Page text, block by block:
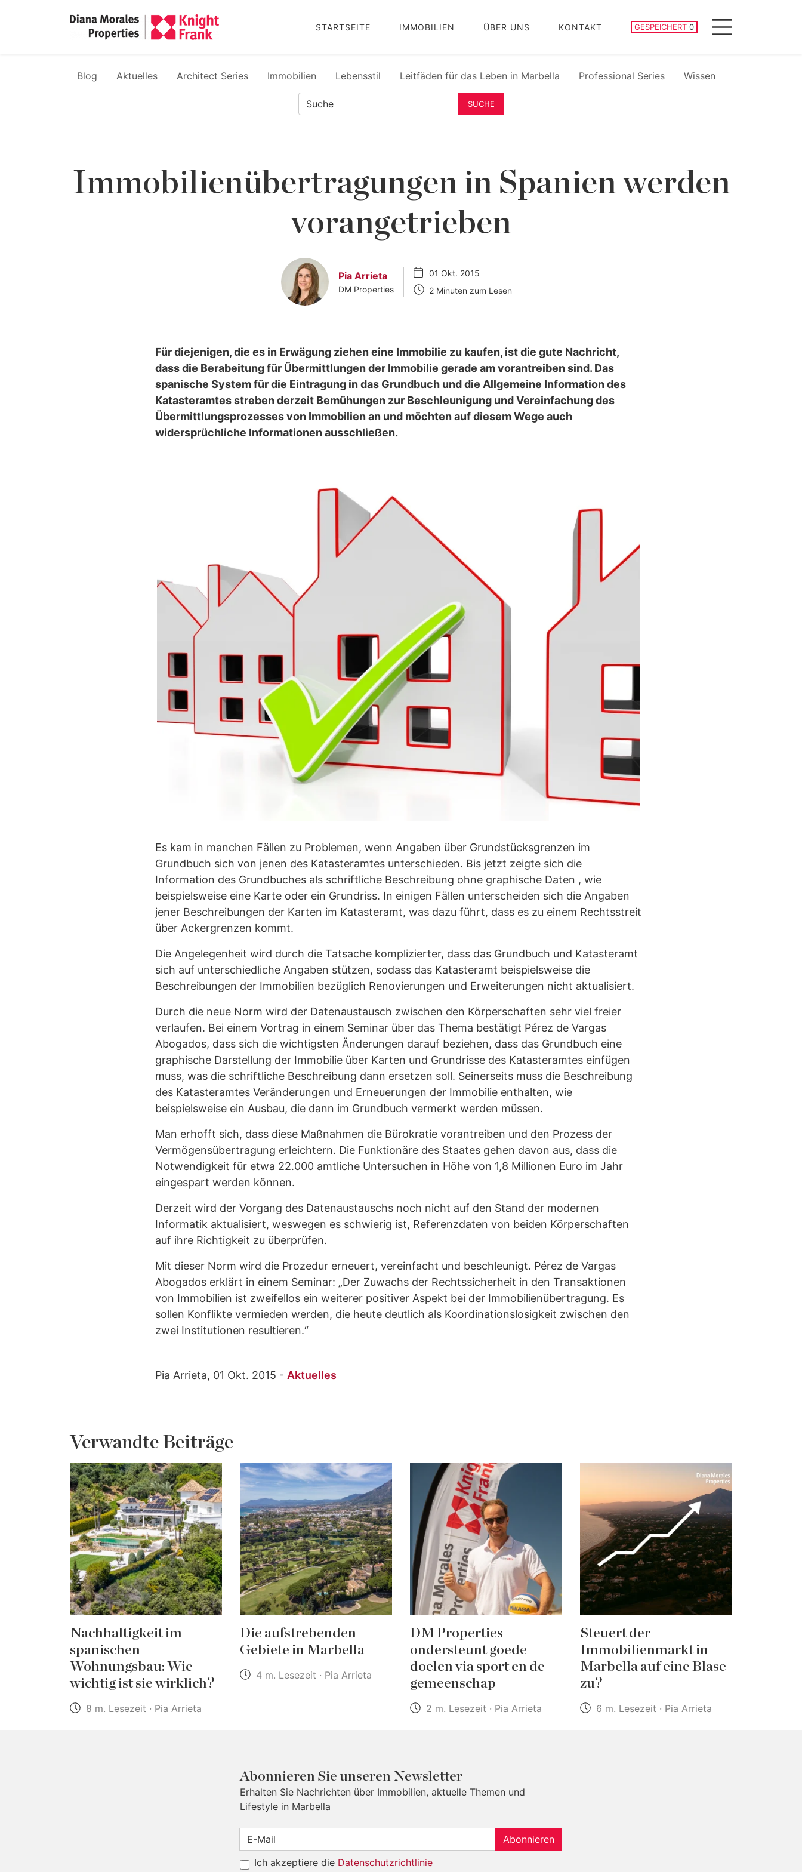
STARTSEITE IMMOBILIEN ÜBER UNS KONTAKT GESPEICHERT 0
GESPEICHERTE IMMOBILIEN
Menu
Blog Aktuelles Architect Series Immobilien Lebensstil Leitfäden für das Leben in Marbella Professional Series Wissen
SUCHE
Immobilienübertragungen in Spanien werden
vorangetrieben
Pia Arrieta
DM Properties
01 Okt. 2015
2 Minuten zum Lesen
Für diejenigen, die es in Erwägung ziehen eine Immobilie zu kaufen, ist die gute Nachricht,
dass die Berabeitung für Übermittlungen der Immobilie gerade am vorantreiben sind. Das
spanische System für die Eintragung in das Grundbuch und die Allgemeine Information des
Katasteramtes streben derzeit Bemühungen zur Beschleunigung und Vereinfachung des
Übermittlungsprozesses von Immobilien an und möchten auf diesem Wege auch
widersprüchliche Informationen ausschließen.
Es kam in manchen Fällen zu Problemen, wenn Angaben über Grundstücksgrenzen im
Grundbuch sich von jenen des Katasteramtes unterschieden. Bis jetzt zeigte sich die
Information des Grundbuches als schriftliche Beschreibung ohne graphische Daten , wie
beispielsweise eine Karte oder ein Grundriss. In einigen Fällen unterscheiden sich die Angaben
jener Beschreibungen der Karten im Katasteramt, was dazu führt, dass es zu einem Rechtsstreit
über Ackergrenzen kommt.
Die Angelegenheit wird durch die Tatsache komplizierter, dass das Grundbuch und Katasteramt
sich auf unterschiedliche Angaben stützen, sodass das Katasteramt beispielsweise die
Beschreibungen der Immobilien bezüglich Renovierungen und Erweiterungen nicht aktualisiert.
Durch die neue Norm wird der Datenaustausch zwischen den Körperschaften sehr viel freier
verlaufen. Bei einem Vortrag in einem Seminar über das Thema bestätigt Pérez de Vargas
Abogados, dass sich die wichtigsten Änderungen darauf beziehen, dass das Grundbuch eine
graphische Darstellung der Immobilie über Karten und Grundrisse des Katasteramtes einfügen
muss, was die schriftliche Beschreibung dann ersetzen soll. Seinerseits muss die Beschreibung
des Katasteramtes Veränderungen und Erneuerungen der Immobilie enthalten, wie
beispielsweise ein Ausbau, die dann im Grundbuch vermerkt werden müssen.
Man erhofft sich, dass diese Maßnahmen die Bürokratie vorantreiben und den Prozess der
Vermögensübertragung erleichtern. Die Funktionäre des Staates gehen davon aus, dass die
Notwendigkeit für etwa 22.000 amtliche Untersuchen in Höhe von 1,8 Millionen Euro im Jahr
eingespart werden können.
Derzeit wird der Vorgang des Datenaustauschs noch nicht auf den Stand der modernen
Informatik aktualisiert, weswegen es schwierig ist, Referenzdaten von beiden Körperschaften
auf ihre Richtigkeit zu überprüfen.
Mit dieser Norm wird die Prozedur erneuert, vereinfacht und beschleunigt. Pérez de Vargas
Abogados erklärt in einem Seminar: „Der Zuwachs der Rechtssicherheit in den Transaktionen
von Immobilien ist zweifellos ein weiterer positiver Aspekt bei der Immobilienübertragung. Es
sollen Konflikte vermieden werden, die heute deutlich als Koordinationslosigkeit zwischen den
zwei Institutionen resultieren.“
Pia Arrieta, 01 Okt. 2015 - Aktuelles
Verwandte Beiträge
Nachhaltigkeit im
spanischen
Wohnungsbau: Wie
wichtig ist sie wirklich?
8 m. Lesezeit · Pia Arrieta
Die aufstrebenden
Gebiete in Marbella
4 m. Lesezeit · Pia Arrieta
DM Properties
ondersteunt goede
doelen via sport en de
gemeenschap
2 m. Lesezeit · Pia Arrieta
Steuert der
Immobilienmarkt in
Marbella auf eine Blase
zu?
6 m. Lesezeit · Pia Arrieta
Abonnieren Sie unseren Newsletter
Erhalten Sie Nachrichten über Immobilien, aktuelle Themen und
Lifestyle in Marbella
Abonnieren
Ich akzeptiere die Datenschutzrichtlinie